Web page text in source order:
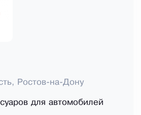
Ростов-на-Дону
для автомобилей